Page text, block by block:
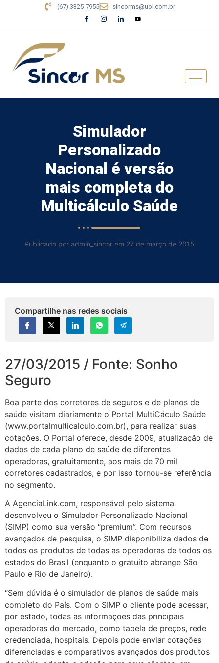
(67) 3325-7955 sincorms@uol.com.br
Simulador
Personalizado
Nacional é versão
mais completa do
Multicálculo Saúde
Publicado por admin_sincor em 27 de março de 2015
Compartilhe nas redes sociais
27/03/2015 / Fonte: Sonho
Seguro
Boa parte dos corretores de seguros e de planos de
saúde visitam diariamente o Portal MultiCáculo Saúde
(www.portalmulticalculo.com.br), para realizar suas
cotações. O Portal oferece, desde 2009, atualização de
dados de cada plano de saúde de diferentes
operadoras, gratuitamente, aos mais de 70 mil
corretores cadastrados, e por isso tornou-se referência
no segmento.
A AgenciaLink.com, responsável pelo sistema,
desenvolveu o Simulador Personalizado Nacional
(SIMP) como sua versão “premium”. Com recursos
avançados de pesquisa, o SIMP disponibiliza dados de
todos os produtos de todas as operadoras de todos os
estados do Brasil (enquanto o gratuito abrange São
Paulo e Rio de Janeiro).
“Sem dúvida é o simulador de planos de saúde mais
completo do País. Com o SIMP o cliente pode acessar,
por estado, todas as informações das principais
operadoras do mercado, como tabela de preços, rede
credenciada, hospitais. Depois pode enviar cotações
diferenciadas e comparativos avançados dos produtos